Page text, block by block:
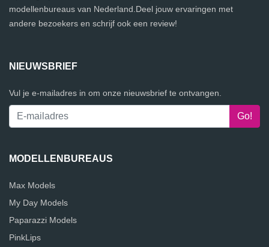
modellenbureaus van Nederland.Deel jouw ervaringen met
andere bezoekers en schrijf ook een review!
NIEUWSBRIEF
Vul je e-mailadres in om onze nieuwsbrief te ontvangen.
MODELLENBUREAUS
Max Models
My Day Models
Paparazzi Models
PinkLips